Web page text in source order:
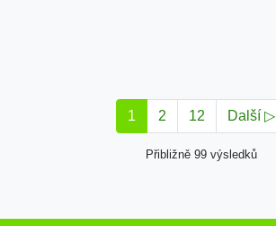
1 2 12 Další ▷
Přibližně 99 výsledků